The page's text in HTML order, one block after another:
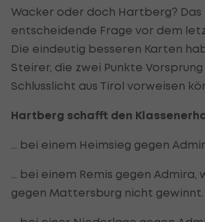
Wacker oder doch Hartberg? Das
entscheidende Frage vor dem
Die eindeutig besseren Karten
Steirer, die zwei Punkte
Schlusslicht aus Tirol vorweisen
Hartberg schafft den
… bei einem Heimsieg gegen
… bei einem Remis gegen Admira,
gegen Mattersburg nicht gewinnt.